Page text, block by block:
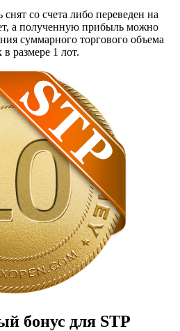
со счета либо переведен на
а полученную прибыль можно
суммарного торгового объема
размере 1 лот.
бонус для STP